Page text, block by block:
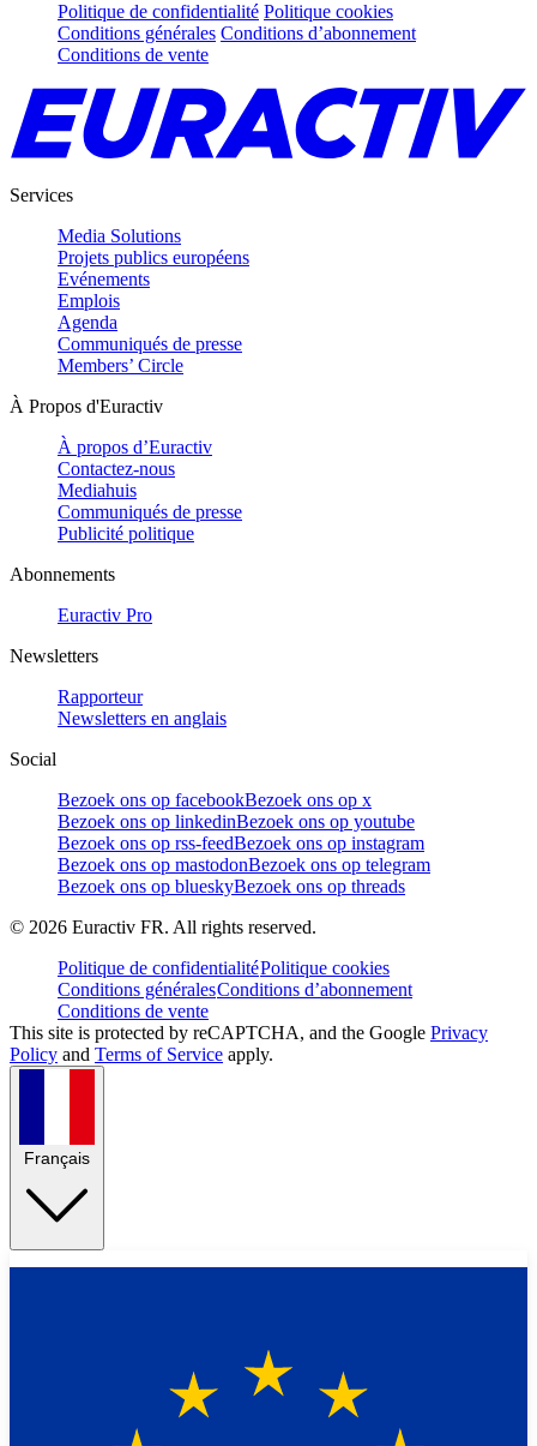
Politique de confidentialité Politique cookies
Conditions générales Conditions d’abonnement
Conditions de vente
Services
Media Solutions
Projets publics européens
Evénements
Emplois
Agenda
Communiqués de presse
Members’ Circle
À Propos d'Euractiv
À propos d’Euractiv
Contactez-nous
Mediahuis
Communiqués de presse
Publicité politique
Abonnements
Euractiv Pro
Newsletters
Rapporteur
Newsletters en anglais
Social
Bezoek ons op facebookBezoek ons op x
Bezoek ons op linkedinBezoek ons op youtube
Bezoek ons op rss-feedBezoek ons op instagram
Bezoek ons op mastodonBezoek ons op telegram
Bezoek ons op blueskyBezoek ons op threads
© 2026 Euractiv FR. All rights reserved.
Politique de confidentialitéPolitique cookies
Conditions généralesConditions d’abonnement
Conditions de vente
This site is protected by reCAPTCHA, and the Google Privacy
Policy and Terms of Service apply.
Français